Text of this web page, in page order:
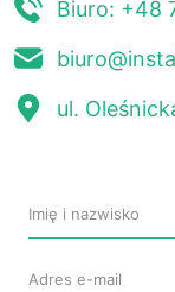
Biuro: +48
ul.